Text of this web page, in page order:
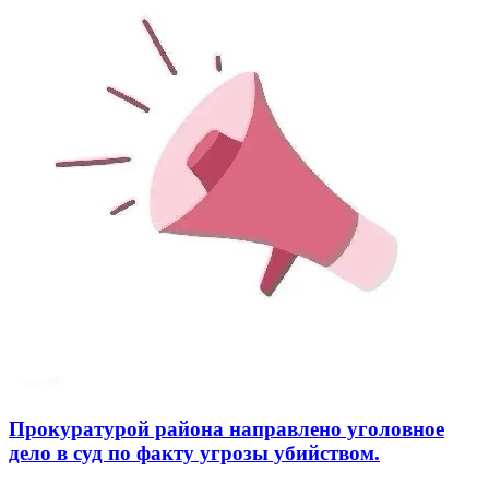
Прокуратурой района направлено уголовное
дело в суд по факту угрозы убийством.